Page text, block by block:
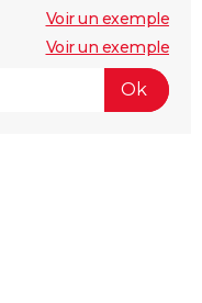
Voir un exemple
Voir un exemple